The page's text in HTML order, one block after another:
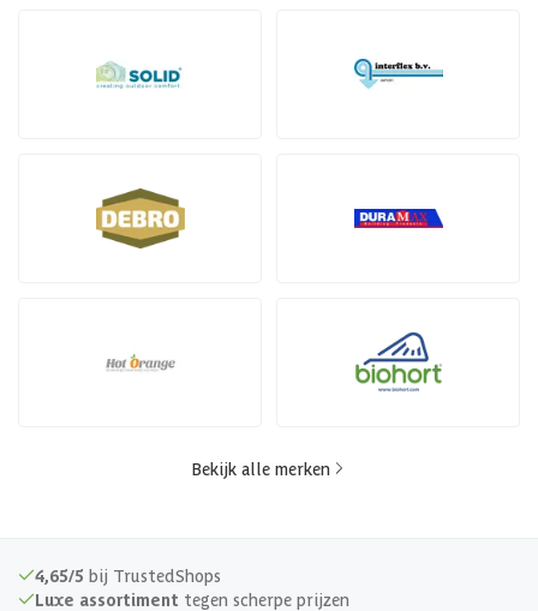
Bekijk alle merken
4,65/5 bij TrustedShops
Luxe assortiment tegen scherpe prijzen